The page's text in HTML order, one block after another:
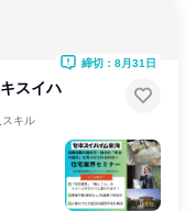
スイハ
スキル
締切：8月31日